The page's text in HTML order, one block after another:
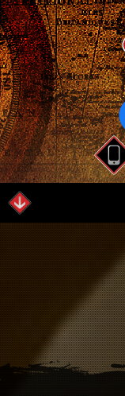
業務内容
パーツ情報
つぶやき